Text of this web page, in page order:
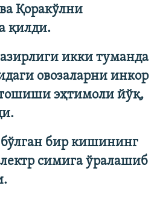
Қоракўлни
қилди.
икки туманда
овозаларни инкор
эҳтимоли йўқ,
бўлган бир кишининг
симига ўралашиб